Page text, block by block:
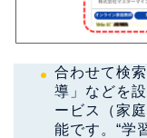
合わせて検
導」などを
ービス（家
能です。“学